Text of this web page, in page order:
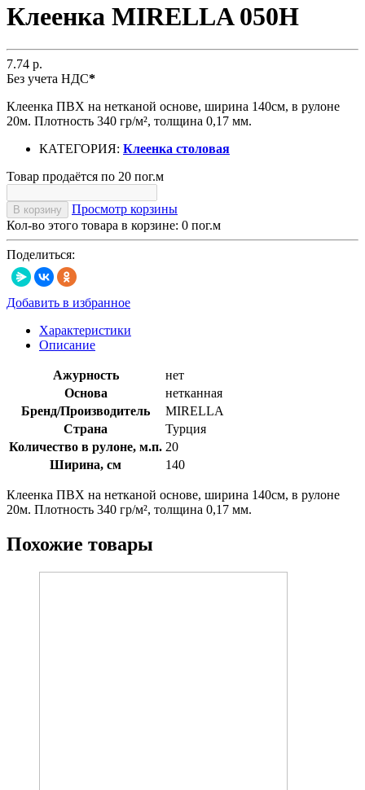
Клеенка MIRELLA 050H
7.74 р.
Без учета НДС*
Клеенка ПВХ на нетканой основе, ширина 140см, в рулоне
20м. Плотность 340 гр/м², толщина 0,17 мм.
КАТЕГОРИЯ: Клеенка столовая
Товар продаётся по 20 пог.м
В корзину
Просмотр корзины
Кол-во этого товара в корзине: 0 пог.м
Поделиться:
Добавить в избранное
Характеристики
Описание
Ажурность
нет
Основа
нетканная
Бренд/Производитель
MIRELLA
Страна
Турция
Количество в рулоне, м.п. 20
Ширина, см
140
Клеенка ПВХ на нетканой основе, ширина 140см, в рулоне
20м. Плотность 340 гр/м², толщина 0,17 мм.
Похожие товары